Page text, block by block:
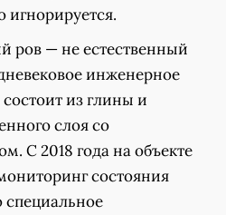
игнорируется.
ров — не естественный
инженерное
из глины и
слоя со
С 2018 года на объекте
состояния
специальное